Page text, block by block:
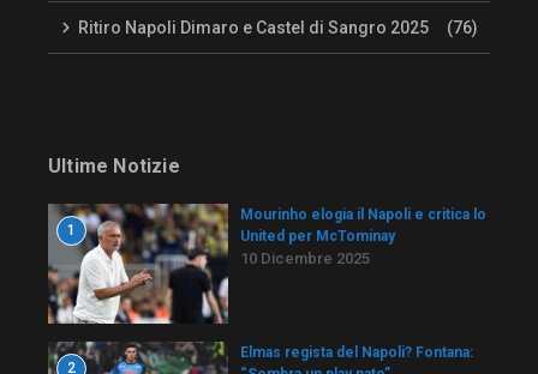
Ritiro Napoli Dimaro e Castel di Sangro 2025 (76)
Ultime Notizie
1
Mourinho elogia il Napoli e critica lo
United per McTominay
10 Dicembre 2025
2
Elmas regista del Napoli? Fontana: